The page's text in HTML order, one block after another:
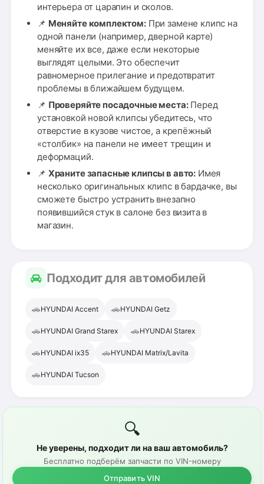
интерьера от царапин и сколов.
📌 Меняйте комплектом:При замене клипс на
одной панели (например, дверной карте)
меняйте их все, даже если некоторые
выглядят целыми. Это обеспечит
равномерное прилегание и предотвратит
проблемы в ближайшем будущем.
📌 Проверяйте посадочные места:Перед
установкой новой клипсы убедитесь, что
отверстие в кузове чистое, а крепёжный
«столбик» на панели не имеет трещин и
деформаций.
📌 Храните запасные клипсы в авто: Имея
несколько оригинальных клипс в бардачке, вы
сможете быстро устранить внезапно
появившийся стук в салоне без визита в
магазин.
Подходит для автомобилей
🚗HYUNDAI Accent 🚗HYUNDAI Getz
🚗HYUNDAI Grand Starex 🚗HYUNDAI Starex
🚗HYUNDAI ix35 🚗HYUNDAI Matrix/Lavita
🚗HYUNDAI Tucson
🔍
Не уверены, подходит ли на ваш автомобиль?
Бесплатно подберём запчасти по VIN-номеру
Отправить VIN